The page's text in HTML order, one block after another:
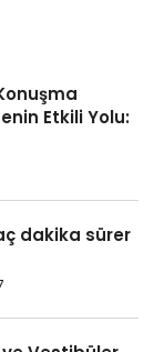
Etkili Yolu:
dakika sürer